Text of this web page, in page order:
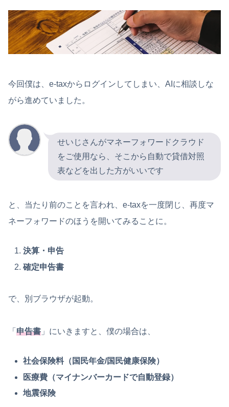
今回僕は、e-taxからログインしてしまい、AIに相談しな
がら進めていました。
せいじさんがマネーフォワードクラウド
をご使用なら、そこから自動で貸借対照
表などを出した方がいいです
と、当たり前のことを言われ、e-taxを一度閉じ、再度マ
ネーフォワードのほうを開いてみることに。
決算・申告
確定申告書
で、別ブラウザが起動。
「 申告書 」にいきますと、僕の場合は、
社会保険料（国民年金/国民健康保険）
医療費（マイナンバーカードで自動登録）
地震保険